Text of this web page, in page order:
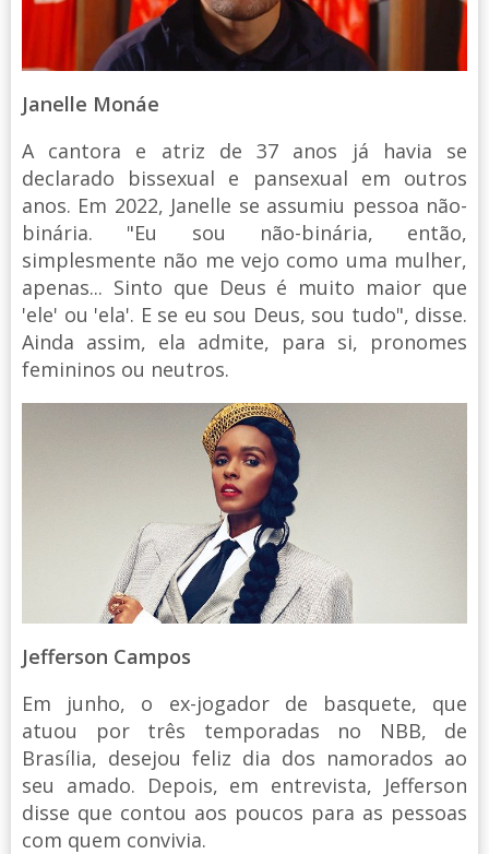
Janelle Monáe
A cantora e atriz de 37 anos já havia se
declarado bissexual e pansexual em outros
anos. Em 2022, Janelle se assumiu pessoa não-
binária. "Eu sou não-binária, então,
simplesmente não me vejo como uma mulher,
apenas... Sinto que Deus é muito maior que
'ele' ou 'ela'. E se eu sou Deus, sou tudo", disse.
Ainda assim, ela admite, para si, pronomes
femininos ou neutros.
Jefferson Campos
Em junho, o ex-jogador de basquete, que
atuou por três temporadas no NBB, de
Brasília, desejou feliz dia dos namorados ao
seu amado. Depois, em entrevista, Jefferson
disse que contou aos poucos para as pessoas
com quem convivia.